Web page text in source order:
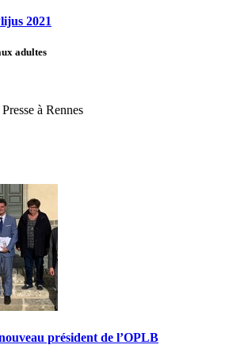
2021
adultes
à Rennes
président de l’OPLB